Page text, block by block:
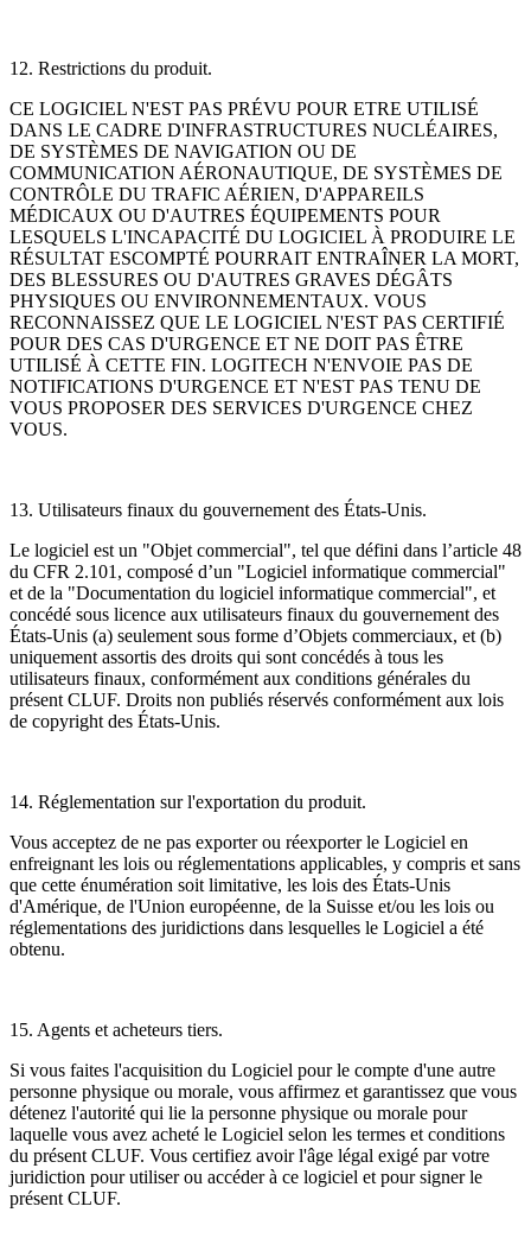
12. Restrictions du produit.
CE LOGICIEL N'EST PAS PRÉVU POUR ETRE UTILISÉ
DANS LE CADRE D'INFRASTRUCTURES NUCLÉAIRES,
DE SYSTÈMES DE NAVIGATION OU DE
COMMUNICATION AÉRONAUTIQUE, DE SYSTÈMES DE
CONTRÔLE DU TRAFIC AÉRIEN, D'APPAREILS
MÉDICAUX OU D'AUTRES ÉQUIPEMENTS POUR
LESQUELS L'INCAPACITÉ DU LOGICIEL À PRODUIRE LE
RÉSULTAT ESCOMPTÉ POURRAIT ENTRAÎNER LA MORT,
DES BLESSURES OU D'AUTRES GRAVES DÉGÂTS
PHYSIQUES OU ENVIRONNEMENTAUX. VOUS
RECONNAISSEZ QUE LE LOGICIEL N'EST PAS CERTIFIÉ
POUR DES CAS D'URGENCE ET NE DOIT PAS ÊTRE
UTILISÉ À CETTE FIN. LOGITECH N'ENVOIE PAS DE
NOTIFICATIONS D'URGENCE ET N'EST PAS TENU DE
VOUS PROPOSER DES SERVICES D'URGENCE CHEZ
VOUS.
13. Utilisateurs finaux du gouvernement des États-Unis.
Le logiciel est un "Objet commercial", tel que défini dans l’article 48
du CFR 2.101, composé d’un "Logiciel informatique commercial"
et de la "Documentation du logiciel informatique commercial", et
concédé sous licence aux utilisateurs finaux du gouvernement des
États-Unis (a) seulement sous forme d’Objets commerciaux, et (b)
uniquement assortis des droits qui sont concédés à tous les
utilisateurs finaux, conformément aux conditions générales du
présent CLUF. Droits non publiés réservés conformément aux lois
de copyright des États-Unis.
14. Réglementation sur l'exportation du produit.
Vous acceptez de ne pas exporter ou réexporter le Logiciel en
enfreignant les lois ou réglementations applicables, y compris et sans
que cette énumération soit limitative, les lois des États-Unis
d'Amérique, de l'Union européenne, de la Suisse et/ou les lois ou
réglementations des juridictions dans lesquelles le Logiciel a été
obtenu.
15. Agents et acheteurs tiers.
Si vous faites l'acquisition du Logiciel pour le compte d'une autre
personne physique ou morale, vous affirmez et garantissez que vous
détenez l'autorité qui lie la personne physique ou morale pour
laquelle vous avez acheté le Logiciel selon les termes et conditions
du présent CLUF. Vous certifiez avoir l'âge légal exigé par votre
juridiction pour utiliser ou accéder à ce logiciel et pour signer le
présent CLUF.